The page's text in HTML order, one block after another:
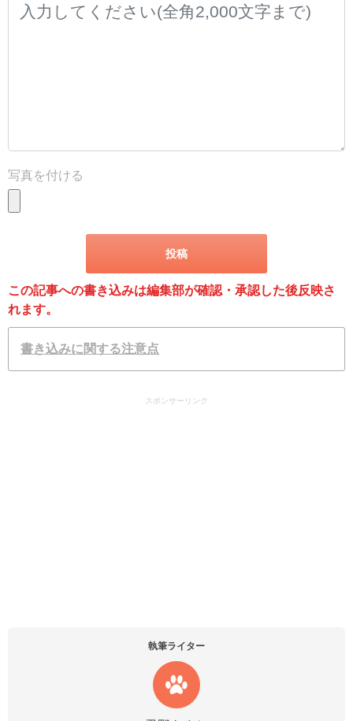
写真を付ける
この記事への書き込みは編集部が確認・承認した後反映さ
れます。
書き込みに関する注意点
スポンサーリンク
執筆ライター